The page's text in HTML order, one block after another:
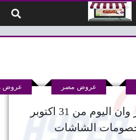
عروض هايبر وان اليوم من 31 اكتوبر
عروض مصر عروض